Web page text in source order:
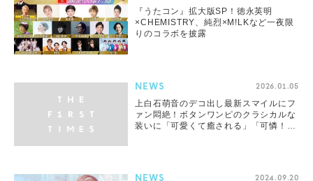
『うたコン』拡大版SP！徳永英明
×CHEMISTRY、純烈×M!LKなど一夜限
りのコラボを披露
NEWS 2026.01.05
上白石萌音のデコ出し最新スマイルにフ
ァン悶絶！ボタンワンピのクラシカルな
装いに「可愛くて癒される」「可憐！」
NEWS 2024.09.20